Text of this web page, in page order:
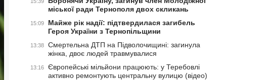
міської ради Тернополя двох скликань
15:09
Майже рік надії: підтвердилася загибель
Героя України з Тернопільщини
13:38
Смертельна ДТП на Підволочищині: загинула
жінка, двоє людей травмувалися
13:16
Європейські мільйони працюють: у Теребовлі
активно ремонтують центральну вулицю (відео)